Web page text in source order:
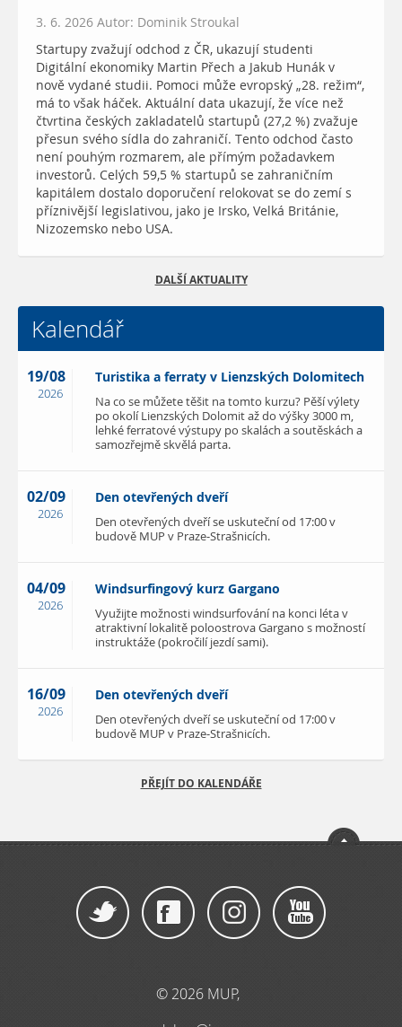
3. 6. 2026 Autor: Dominik Stroukal
Startupy zvažují odchod z ČR, ukazují studenti
Digitální ekonomiky Martin Přech a Jakub Hunák v
nově vydané studii. Pomoci může evropský „28. režim“,
má to však háček. Aktuální data ukazují, že více než
čtvrtina českých zakladatelů startupů (27,2 %) zvažuje
přesun svého sídla do zahraničí. Tento odchod často
není pouhým rozmarem, ale přímým požadavkem
investorů. Celých 59,5 % startupů se zahraničním
kapitálem dostalo doporučení relokovat se do zemí s
příznivější legislativou, jako je Irsko, Velká Británie,
Nizozemsko nebo USA.
DALŠÍ AKTUALITY
Kalendář
19/08
2026
Turistika a ferraty v Lienzských Dolomitech
Na co se můžete těšit na tomto kurzu? Pěší výlety
po okolí Lienzských Dolomit až do výšky 3000 m,
lehké ferratové výstupy po skalách a soutěskách a
samozřejmě skvělá parta.
02/09
2026
Den otevřených dveří
Den otevřených dveří se uskuteční od 17:00 v
budově MUP v Praze-Strašnicích.
04/09
2026
Windsurfingový kurz Gargano
Využijte možnosti windsurfování na konci léta v
atraktivní lokalitě poloostrova Gargano s možností
instruktáže (pokročilí jezdí sami).
16/09
2026
Den otevřených dveří
Den otevřených dveří se uskuteční od 17:00 v
budově MUP v Praze-Strašnicích.
PŘEJÍT DO KALENDÁŘE
© 2026 MUP,